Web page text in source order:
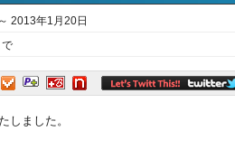
2013年1月20日
で
しました。